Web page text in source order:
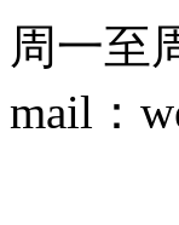
周一至
mail：